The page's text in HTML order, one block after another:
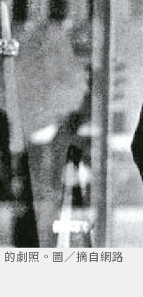
劇照。圖／摘自網路